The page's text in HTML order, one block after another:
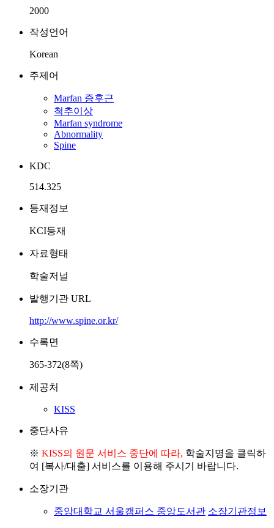
2000
작성언어
Korean
주제어
Marfan 증후근
척추이상
Marfan syndrome
Abnormality
Spine
KDC
514.325
등재정보
KCI등재
자료형태
학술저널
발행기관 URL
http://www.spine.or.kr/
수록면
365-372(8쪽)
제공처
KISS
중단사유
※ KISS의 원문 서비스 중단에 따라, 학술지명을 클릭하
여 [복사/대출] 서비스를 이용해 주시기 바랍니다.
소장기관
중앙대학교 서울캠퍼스 중앙도서관 소장기관정보